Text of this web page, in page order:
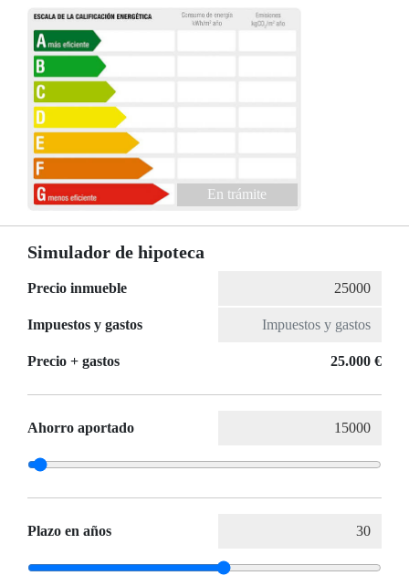
En trámite
Simulador de hipoteca
Precio inmueble
Impuestos y gastos
Precio + gastos 25.000 €
Ahorro aportado
Plazo en años